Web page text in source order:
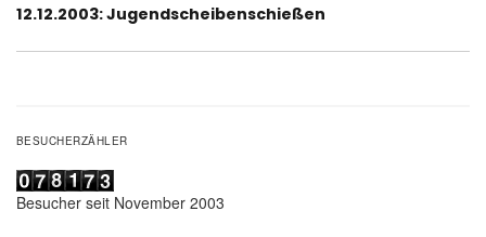
Nächster
12.12.2003: Jugendscheibenschießen
BESUCHERZÄHLER
Besucher seit November 2003